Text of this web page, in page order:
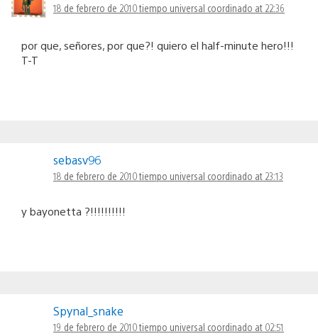
18 de febrero de 2010 tiempo universal coordinado at 22:36
por que, señores, por que?! quiero el half-minute hero!!!
T-T
sebasv96
18 de febrero de 2010 tiempo universal coordinado at 23:13
y bayonetta ?!!!!!!!!!!
Spynal_snake
19 de febrero de 2010 tiempo universal coordinado at 02:51